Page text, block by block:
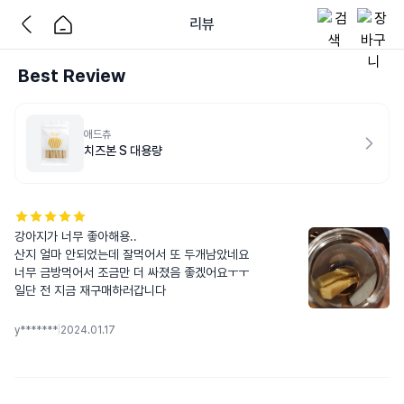
리뷰
Best Review
애드츄
치즈본 S 대용량
강아지가 너무 좋아해용..
산지 얼마 안되었는데 잘먹어서 또 두개남았네요
너무 금방먹어서 조금만 더 싸졌음 좋겠어요ㅜㅜ
일단 전 지금 재구매하러갑니다
y******* 2024.01.17